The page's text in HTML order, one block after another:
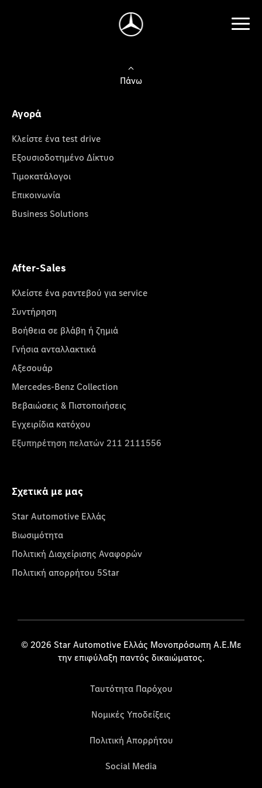
Πάνω
Αγορά
Κλείστε ένα test drive
Εξουσιοδοτημένο Δίκτυο
Τιμοκατάλογοι
Επικοινωνία
Business Solutions
After-Sales
Κλείστε ένα ραντεβού για service
Συντήρηση
Βοήθεια σε βλάβη ή ζημιά
Γνήσια ανταλλακτικά
Αξεσουάρ
Mercedes-Benz Collection
Βεβαιώσεις & Πιστοποιήσεις
Εγχειρίδια κατόχου
Εξυπηρέτηση πελατών 211 2111556
Σχετικά με μας
Star Automotive Ελλάς
Βιωσιμότητα
Πολιτική Διαχείρισης Αναφορών
Πολιτική απορρήτου 5Star
© 2026 Star Automotive Ελλάς Μονοπρόσωπη Α.Ε.Με
την επιφύλαξη παντός δικαιώματος.
Ταυτότητα Παρόχου
Νομικές Υποδείξεις
Πολιτική Απορρήτου
Social Media